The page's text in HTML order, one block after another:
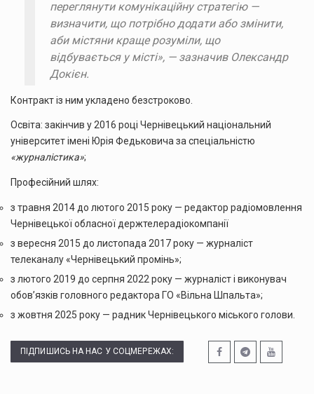
переглянути комунікаційну стратегію —
визначити, що потрібно додати або змінити,
аби містяни краще розуміли, що
відбувається у місті», — зазначив Олександр
Докієн.
Контракт із ним укладено безстроково.
Освіта: закінчив у 2016 році Чернівецький національний
університет імені Юрія Федьковича за спеціальністю
«журналістика»;
Професійний шлях:
з травня 2014 до лютого 2015 року — редактор радіомовлення
Чернівецької обласної держтелерадіокомпанії
з вересня 2015 до листопада 2017 року — журналіст
телеканалу «Чернівецький промінь»;
з лютого 2019 до серпня 2022 року — журналіст і виконувач
обов’язків головного редактора ГО «Вільна Шпальта»;
з жовтня 2025 року — радник Чернівецького міського голови.
ПІДПИШИСЬ НА НАС У СОЦМЕРЕЖАХ: